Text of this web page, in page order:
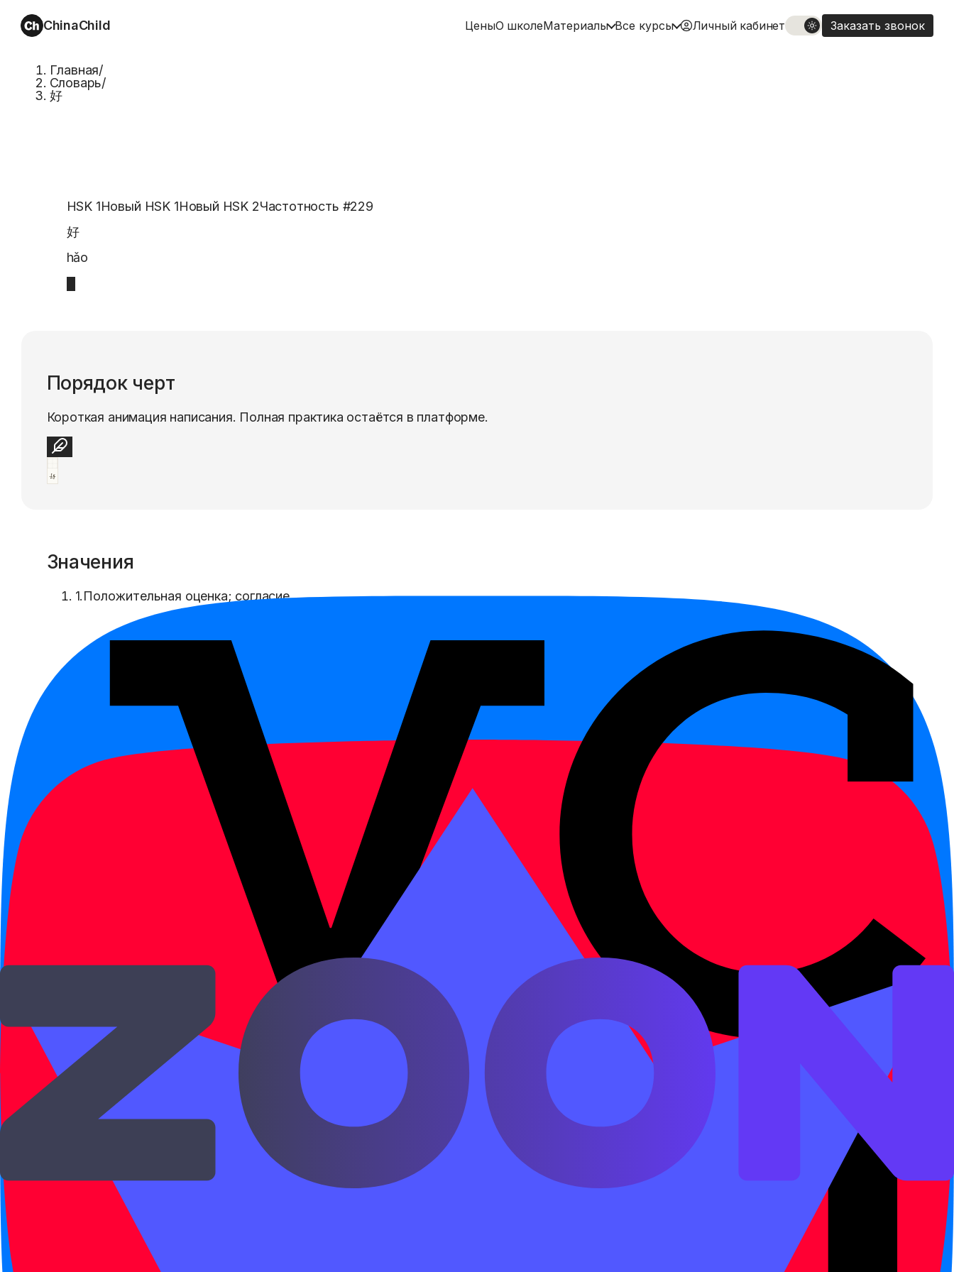
ChinaChild ЦеныО школеМатериалы Все курсы Личный кабинет Заказать звонок
Главная/
Словарь/
好
HSK 1Новый HSK 1Новый HSK 2Частотность #229
好
hǎo
Порядок черт
Короткая анимация написания. Полная практика остаётся в платформе.
Значения
1.Положительная оценка; согласие.
Иероглифы в слове
Примеры — 4 примера
很好，谢谢。
hěn hǎo, xièxie.
Очень хорошо, спасибо.
Сегодня хорошая погода.
Связанные правила